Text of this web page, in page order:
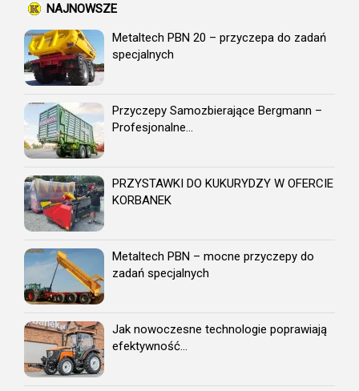
NAJNOWSZE
Metaltech PBN 20 – przyczepa do zadań
specjalnych
Przyczepy Samozbierające Bergmann –
Profesjonalne...
PRZYSTAWKI DO KUKURYDZY W OFERCIE
KORBANEK
Metaltech PBN – mocne przyczepy do
zadań specjalnych
Jak nowoczesne technologie poprawiają
efektywność...